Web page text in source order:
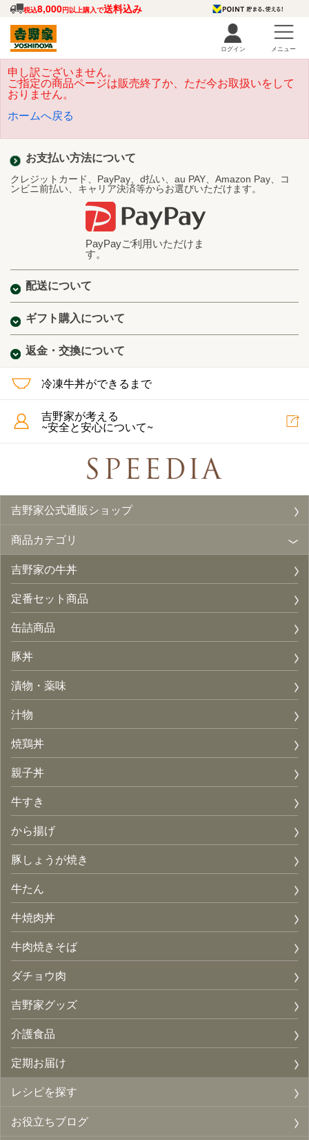
税込8,000円以上購入で送料込み
ログイン メニュー
申し訳ございません。
ご指定の商品ページは販売終了か、ただ今お取扱いをして
おりません。
ホームへ戻る
お支払い方法について
クレジットカード、PayPay、d払い、au PAY、Amazon Pay、コ
ンビニ前払い、キャリア決済等からお選びいただけます。
PayPayご利用いただけま
す。
配送について
ギフト購入について
返金・交換について
冷凍牛丼ができるまで
吉野家が考える
~安全と安心について~
吉野家公式通販ショップ
商品カテゴリ
吉野家の牛丼
定番セット商品
缶詰商品
豚丼
漬物・薬味
汁物
焼鶏丼
親子丼
牛すき
から揚げ
豚しょうが焼き
牛たん
牛焼肉丼
牛肉焼きそば
ダチョウ肉
吉野家グッズ
介護食品
定期お届け
レシピを探す
お役立ちブログ